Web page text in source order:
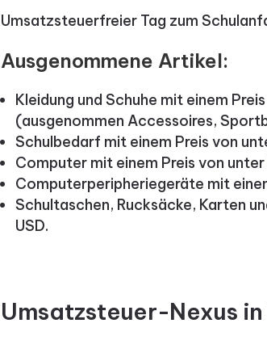
Umsatzsteuerfreier Tag zum
Ausgenommene Artikel:
Kleidung und Schuhe mit einem
(ausgenommen Accessoires,
Schulbedarf mit einem Preis von
Computer mit einem Preis von unter
Computerperipheriegeräte mit
Schultaschen, Rucksäcke, Karten
USD.
Umsatzsteuer-Nexus